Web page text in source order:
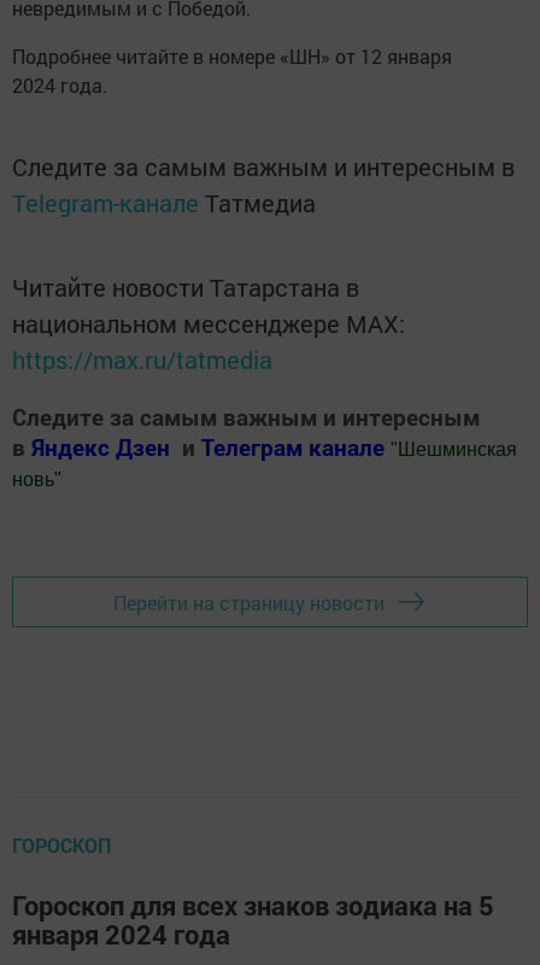
невредимым и с Победой.
Подробнее читайте в номере «ШН» от 12 января
2024 года.
Следите за самым важным и интересным в
Telegram-канале Татмедиа
Читайте новости Татарстана в
национальном мессенджере MАХ:
https://max.ru/tatmedia
Следите за самым важным и интересным
в Яндекс Дзен и Телеграм канале " Шешминская
новь"
Перейти на страницу новости
ГОРОСКОП
Гороскоп для всех знаков зодиака на 5
января 2024 года